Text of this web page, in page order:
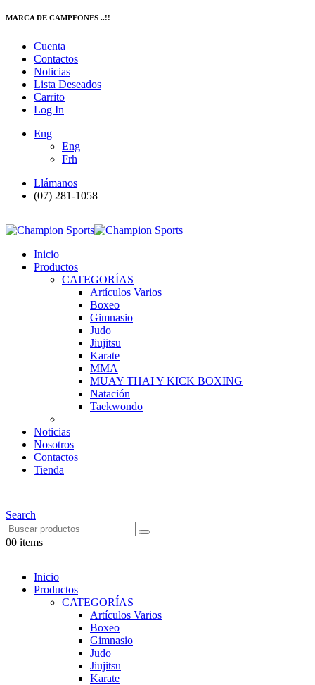
MARCA DE CAMPEONES ..!!
Cuenta
Contactos
Noticias
Lista Deseados
Carrito
Log In
Eng
Eng
Frh
Llámanos
(07) 281-1058
Inicio
Productos
CATEGORÍAS
Artículos Varios
Boxeo
Gimnasio
Judo
Jiujitsu
Karate
MMA
MUAY THAI Y KICK BOXING
Natación
Taekwondo
Noticias
Nosotros
Contactos
Tienda
Search
00 items
Inicio
Productos
CATEGORÍAS
Artículos Varios
Boxeo
Gimnasio
Judo
Jiujitsu
Karate